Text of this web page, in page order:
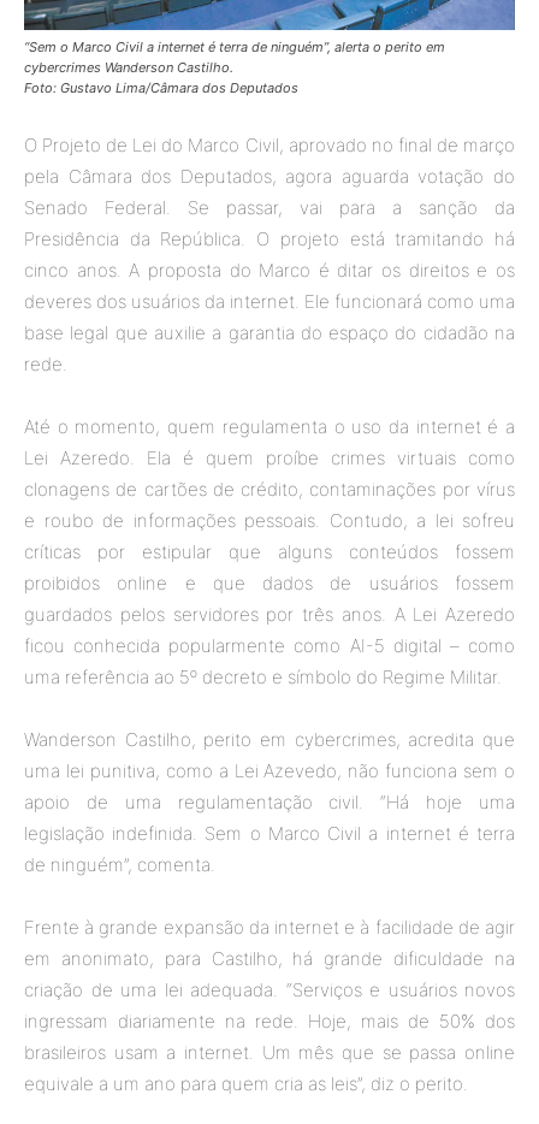
“Sem o Marco Civil a internet é terra de ninguém”, alerta o perito em
cybercrimes Wanderson Castilho.
Foto: Gustavo Lima/Câmara dos Deputados
O Projeto de Lei do Marco Civil, aprovado no final de março
pela Câmara dos Deputados, agora aguarda votação do
Senado Federal. Se passar, vai para a sanção da
Presidência da República. O projeto está tramitando há
cinco anos. A proposta do Marco é ditar os direitos e os
deveres dos usuários da internet. Ele funcionará como uma
base legal que auxilie a garantia do espaço do cidadão na
rede.
Até o momento, quem regulamenta o uso da internet é a
Lei Azeredo. Ela é quem proíbe crimes virtuais como
clonagens de cartões de crédito, contaminações por vírus
e roubo de informações pessoais. Contudo, a lei sofreu
críticas por estipular que alguns conteúdos fossem
proibidos online e que dados de usuários fossem
guardados pelos servidores por três anos. A Lei Azeredo
ficou conhecida popularmente como AI-5 digital – como
uma referência ao 5º decreto e símbolo do Regime Militar.
Wanderson Castilho, perito em cybercrimes, acredita que
uma lei punitiva, como a Lei Azevedo, não funciona sem o
apoio de uma regulamentação civil. “Há hoje uma
legislação indefinida. Sem o Marco Civil a internet é terra
de ninguém”, comenta.
Frente à grande expansão da internet e à facilidade de agir
em anonimato, para Castilho, há grande dificuldade na
criação de uma lei adequada. “Serviços e usuários novos
ingressam diariamente na rede. Hoje, mais de 50% dos
brasileiros usam a internet. Um mês que se passa online
equivale a um ano para quem cria as leis”, diz o perito.